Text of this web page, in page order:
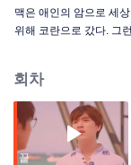
맥은 애인의 암으로 세
위해 코란으로 갔다. 그
추억을 남겼다.
회차
끝